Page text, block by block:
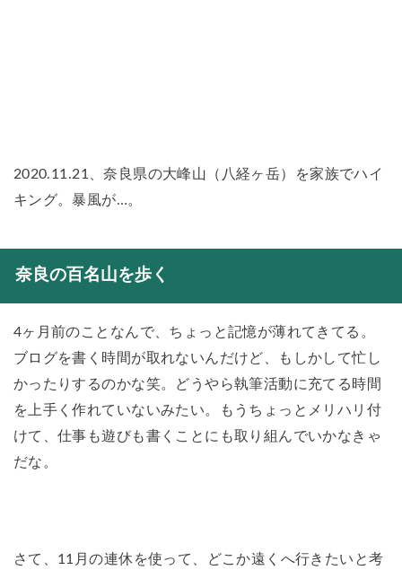
2020.11.21、奈良県の大峰山（八経ヶ岳）を家族でハイ
キング。暴風が…。
奈良の百名山を歩く
4ヶ月前のことなんで、ちょっと記憶が薄れてきてる。
ブログを書く時間が取れないんだけど、もしかして忙し
かったりするのかな笑。どうやら執筆活動に充てる時間
を上手く作れていないみたい。もうちょっとメリハリ付
けて、仕事も遊びも書くことにも取り組んでいかなきゃ
だな。
さて、11月の連休を使って、どこか遠くへ行きたいと考